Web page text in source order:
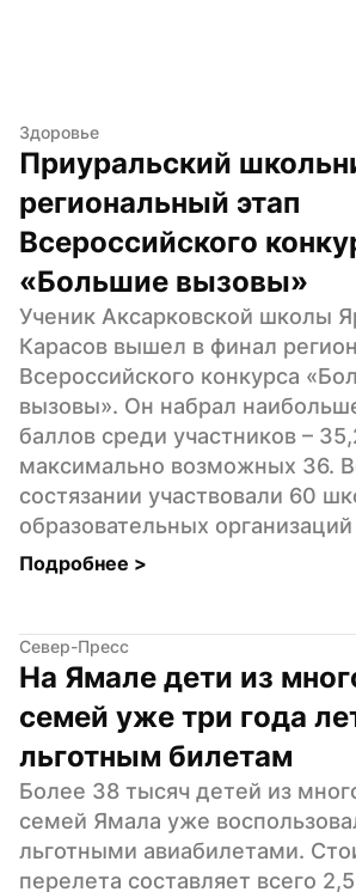
Здоровье
Приуральский
региональный этап
Всероссийского
«Большие вызовы»
Ученик Аксарковской школы
Карасов вышел в финал
Всероссийского конкурса
вызовы». Он набрал
баллов среди участников –
максимально возможных 36.
состязании участвовали 60
образовательных
Подробнее >
Север-Пресс
На Ямале дети из
семей уже три года
льготным билетам
Более 38 тысяч детей из
семей Ямала уже
льготными авиабилетами.
перелета составляет всего